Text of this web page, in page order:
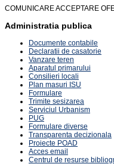
COMUNICARE ACCEPTARE
Administratia publica
Documente contabile
Declaratii de casatorie
Vanzare teren
Aparatul primarului
Consilieri locali
Plan masuri ISU
Formulare
Trimite sesizarea
Serviciul Urbanism
PUG
Formulare diverse
Transparenta decizionala
Proiecte POAD
Acces email
Centrul de resurse